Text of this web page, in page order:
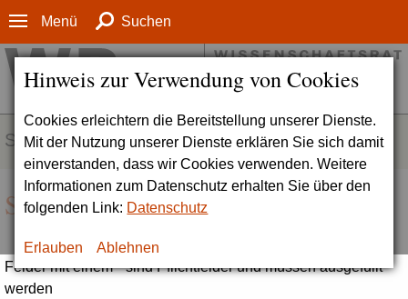
Hinweis zur Verwendung von Cookies
Cookies erleichtern die Bereitstellung unserer Dienste.
Mit der Nutzung unserer Dienste erklären Sie sich damit
einverstanden, dass wir Cookies verwenden. Weitere
Informationen zum Datenschutz erhalten Sie über den
folgenden Link: Datenschutz
Erlauben Ablehnen
Menü Suchen
SERVICE
Seite empfehlen
Felder mit einem * sind Pflichtfelder und müssen ausgefüllt
werden